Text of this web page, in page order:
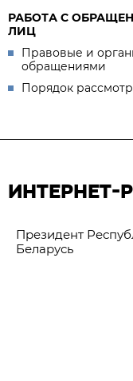
РАБОТА С
ЛИЦ
Правовые и
обращениями
Порядок
ИНТЕРНЕТ-
Президент
Беларусь